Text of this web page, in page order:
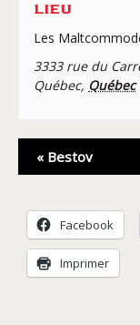
LIEU
Les
3333 rue du
Québec, Québec
Navigation
Évènement
« Bestov
Facebook
Imprimer